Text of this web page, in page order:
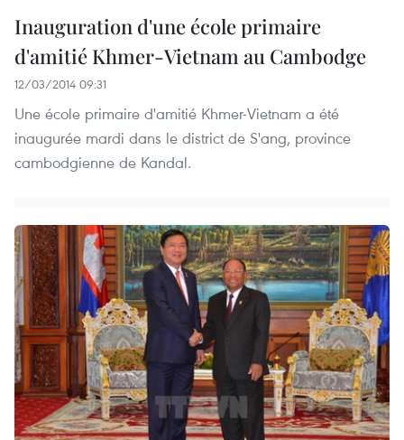
Inauguration d'une école primaire
d'amitié Khmer-Vietnam au Cambodge
12/03/2014 09:31
Une école primaire d'amitié Khmer-Vietnam a été
inaugurée mardi dans le district de S'ang, province
cambodgienne de Kandal.